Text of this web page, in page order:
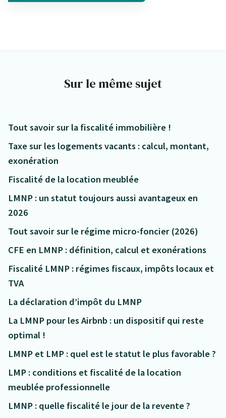
Sur le même sujet
Tout savoir sur la fiscalité immobilière !
Taxe sur les logements vacants : calcul, montant,
exonération
Fiscalité de la location meublée
LMNP : un statut toujours aussi avantageux en
2026
Tout savoir sur le régime micro-foncier (2026)
CFE en LMNP : définition, calcul et exonérations
Fiscalité LMNP : régimes fiscaux, impôts locaux et
TVA
La déclaration d’impôt du LMNP
La LMNP pour les Airbnb : un dispositif qui reste
optimal !
LMNP et LMP : quel est le statut le plus favorable ?
LMP : conditions et fiscalité de la location
meublée professionnelle
LMNP : quelle fiscalité le jour de la revente ?